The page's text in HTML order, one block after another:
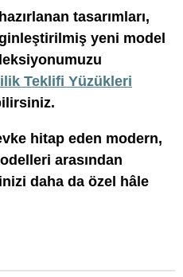
tasarımları,
yeni model
Teklifi Yüzükleri
hitap eden modern,
arasından
daha da özel hâle